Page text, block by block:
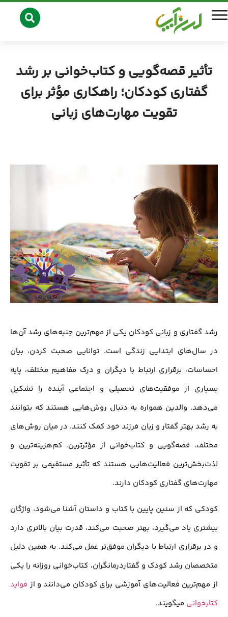
تأثیر قصه‌گویی و کتاب‌خوانی بر رشد
گفتاری کودکان؛ راهکاری مؤثر برای
تقویت مهارت‌های زبانی
رشد گفتاری و زبانی کودکان یکی از مهم‌ترین جنبه‌های رشد آن‌ها
در سال‌های ابتدایی زندگی است. توانایی صحبت کردن، بیان
احساسات، برقراری ارتباط با دیگران و درک مفاهیم مختلف، پایه
بسیاری از موفقیت‌های تحصیلی و اجتماعی آینده را تشکیل
می‌دهد. والدین همواره به دنبال روش‌هایی هستند که بتوانند
به رشد بهتر گفتار و زبان فرزند خود کمک کنند. در میان روش‌های
مختلف، قصه‌گویی و کتاب‌خوانی از مؤثرترین، کم‌هزینه‌ترین و
لذت‌بخش‌ترین فعالیت‌هایی هستند که تأثیر مستقیمی بر تقویت
مهارت‌های گفتاری کودکان دارند.
کودکی که از سنین پایین با کتاب و داستان آشنا می‌شود، واژگان
بیشتری یاد می‌گیرد، بهتر صحبت می‌کند، قدرت بیان بالاتری دارد
و در برقراری ارتباط با دیگران موفق‌تر عمل می‌کند. به همین دلیل
متخصصان رشد کودک و گفتاردرمانگران، کتاب‌خوانی روزانه را یکی
از مهم‌ترین فعالیت‌های آموزشی برای کودکان می‌دانند و از فواید
کتابخوانی میگویند.